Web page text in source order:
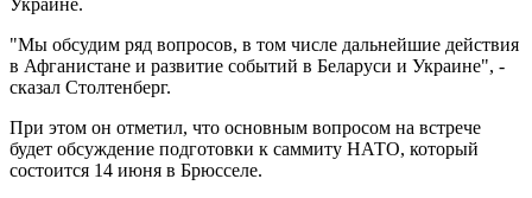
"Мы обсудим ряд вопросов, в том числе дальнейшие действия
в Афганистане и развитие событий в Беларуси и Украине", -
сказал Столтенберг.
При этом он отметил, что основным вопросом на встрече
будет обсуждение подготовки к саммиту НАТО, который
состоится 14 июня в Брюсселе.